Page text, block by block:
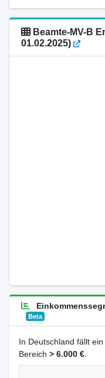
Beamte-MV-B
01.02.2025)
Beta
In Deutschland fällt
Bereich > 6.000 €.